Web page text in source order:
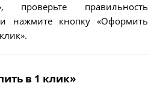
проверьте правильность
нажмите кнопку «Оформить
в 1 клик»